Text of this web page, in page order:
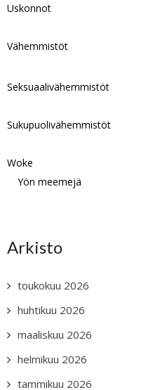
Uskonnot
Vähemmistöt
Seksuaalivähemmistöt
Sukupuolivähemmistöt
Woke
Yön meemejä
Arkisto
toukokuu 2026
huhtikuu 2026
maaliskuu 2026
helmikuu 2026
tammikuu 2026